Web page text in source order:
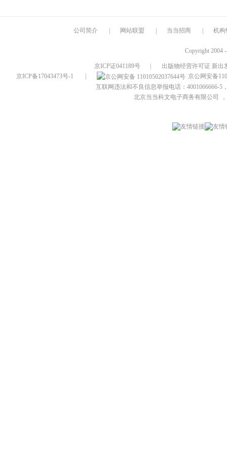
公司简介 网站联盟 当当招商 机构
Copyright 2004
京ICP证041189号
出版物经营许可证 新出
京ICP备17043473号-1
京公网安备
互联网违法和不良信息举报电话：4001066666-5
北京当当科文电子商务有限公司